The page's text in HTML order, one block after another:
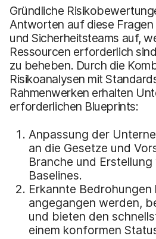
Gründliche
Antworten auf diese Fragen
und Sicherheitsteams auf,
Ressourcen erforderlich
zu beheben. Durch die
Risikoanalysen mit
Rahmenwerken erhalten
erforderlichen Blueprints:
Anpassung der
an die Gesetze und
Branche und
Baselines.
Erkannte
angegangen werden,
und bieten den
einem konformen